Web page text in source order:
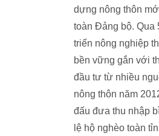
dựng nông thôn
toàn Đảng bộ. Qua
triển nông nghiệp
bền vững gắn với
đầu tư từ nhiều
nông thôn năm
đấu đưa thu nhập
lệ hộ nghèo toàn